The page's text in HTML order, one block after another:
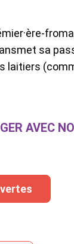
sa
laitiers
AVEC